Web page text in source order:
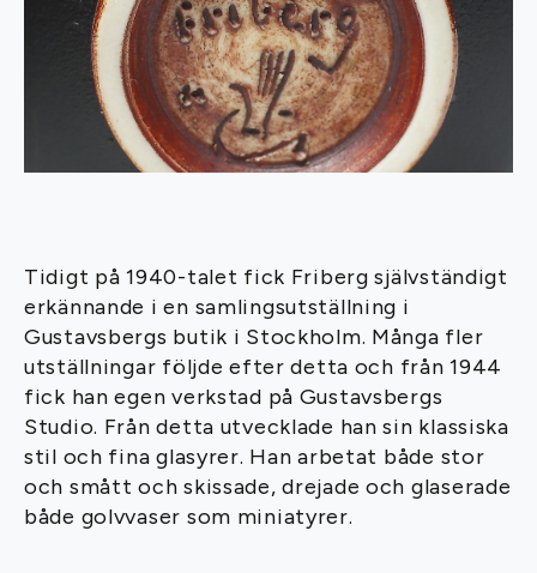
Tidigt på 1940-talet fick Friberg självständigt
erkännande i en samlingsutställning i
Gustavsbergs butik i Stockholm. Många fler
utställningar följde efter detta och från 1944
fick han egen verkstad på Gustavsbergs
Studio. Från detta utvecklade han sin klassiska
stil och fina glasyrer. Han arbetat både stor
och smått och skissade, drejade och glaserade
både golvvaser som miniatyrer.